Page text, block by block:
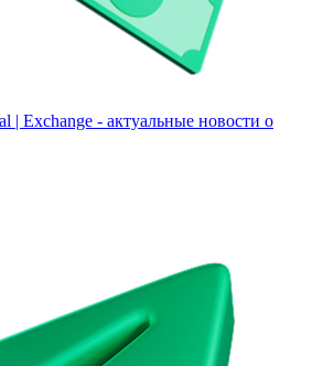
| Exchange - актуальные новости о